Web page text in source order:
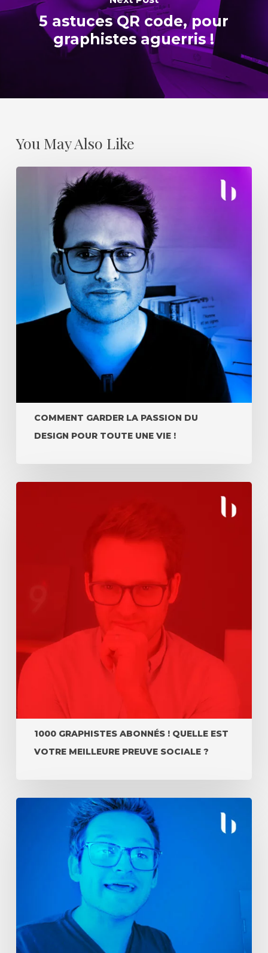
5 astuces QR code, pour
graphistes aguerris !
You May Also Like
COMMENT GARDER LA PASSION DU
DESIGN POUR TOUTE UNE VIE !
1000 GRAPHISTES ABONNÉS ! QUELLE EST
VOTRE MEILLEURE PREUVE SOCIALE ?